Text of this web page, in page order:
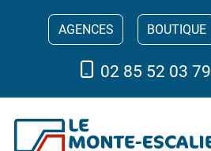
AGENCES BOUTIQUE
02 85 52 03 79